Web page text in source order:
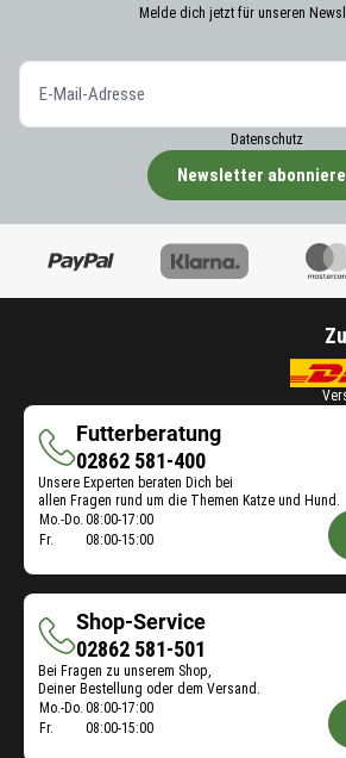
Melde dich jetzt für unseren
Datenschutz
Newsletter
Futterberatung
Futterberatung
02862 581-400
Unsere Experten beraten Dich bei
allen Fragen rund um die Themen Katze und Hund.
Öffnungszeiten
Mo.-Do. 08:00-17:00
Fr.
08:00-15:00
Shop-Service
Shop-
Service
02862 581-501
Bei Fragen zu unserem Shop,
Deiner Bestellung oder dem Versand.
Öffnungszeiten
Mo.-Do. 08:00-17:00
Fr.
08:00-15:00